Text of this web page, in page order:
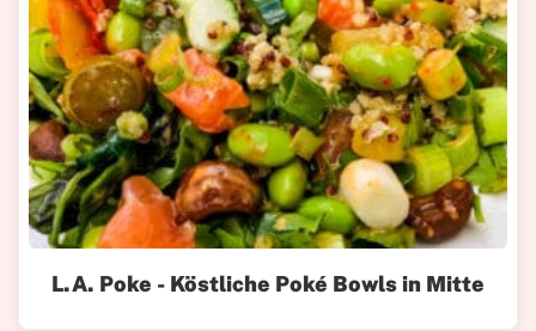
L.A. Poke - Köstliche Poké Bowls in Mitte